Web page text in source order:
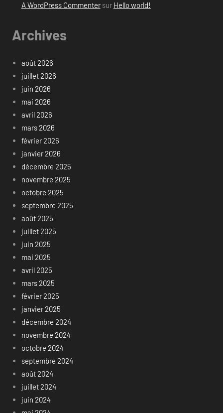
A WordPress Commentersur Hello world!
Archives
août 2026
juillet 2026
juin 2026
mai 2026
avril 2026
mars 2026
février 2026
janvier 2026
décembre 2025
novembre 2025
octobre 2025
septembre 2025
août 2025
juillet 2025
juin 2025
mai 2025
avril 2025
mars 2025
février 2025
janvier 2025
décembre 2024
novembre 2024
octobre 2024
septembre 2024
août 2024
juillet 2024
juin 2024